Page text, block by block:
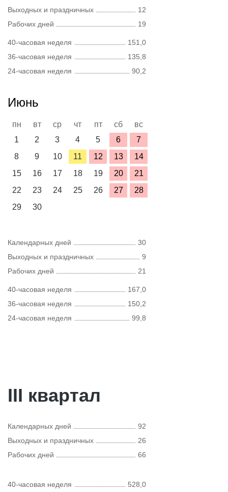
Выходных и праздничных
12
Рабочих дней
19
40-часовая неделя
151,0
36-часовая неделя
135,8
24-часовая неделя
90,2
Июнь
пн вт ср чт пт сб
вс
1
2 3 4 5 6
7
8
9 10 11 12 13
14
15
16 17 18 19 20
21
22
23 24 25 26 27
28
29
30
Календарных дней
30
Выходных и праздничных
9
Рабочих дней
21
40-часовая неделя
167,0
36-часовая неделя
150,2
24-часовая неделя
99,8
III квартал
Календарных дней
92
Выходных и праздничных
26
Рабочих дней
66
40-часовая неделя 528,0